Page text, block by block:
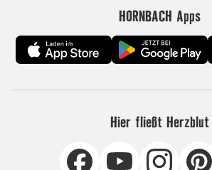
HORNBACH Apps
Hier fließt Herzblut